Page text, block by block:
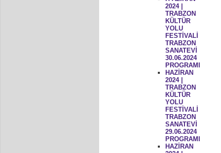
2024 |
TRABZON
KÜLTÜR
YOLU
FESTİVALİ
TRABZON
SANATEVİ
30.06.2024
PROGRAMI
HAZİRAN
2024 |
TRABZON
KÜLTÜR
YOLU
FESTİVALİ
TRABZON
SANATEVİ
29.06.2024
PROGRAMI
HAZİRAN